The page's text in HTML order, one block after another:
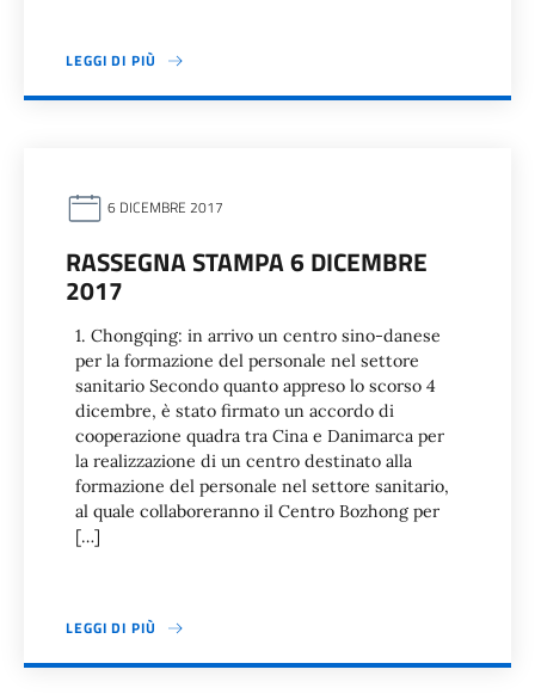
LEGGI DI PIÙ
6 DICEMBRE 2017
RASSEGNA STAMPA 6 DICEMBRE
2017
1. Chongqing: in arrivo un centro sino-danese
per la formazione del personale nel settore
sanitario Secondo quanto appreso lo scorso 4
dicembre, è stato firmato un accordo di
cooperazione quadra tra Cina e Danimarca per
la realizzazione di un centro destinato alla
formazione del personale nel settore sanitario,
al quale collaboreranno il Centro Bozhong per
[…]
LEGGI DI PIÙ